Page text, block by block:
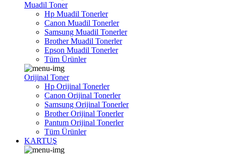
Muadil Toner
Hp Muadil Tonerler
Canon Muadil Tonerler
Samsung Muadil Tonerler
Brother Muadil Tonerler
Epson Muadil Tonerler
Tüm Ürünler
Orijinal Toner
Hp Orijinal Tonerler
Canon Orijinal Tonerler
Samsung Orijinal Tonerler
Brother Orijinal Tonerler
Pantum Orijinal Tonerler
Tüm Ürünler
KARTUŞ